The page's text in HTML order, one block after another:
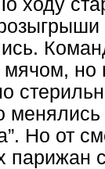
ходу
но
Но от
парижан